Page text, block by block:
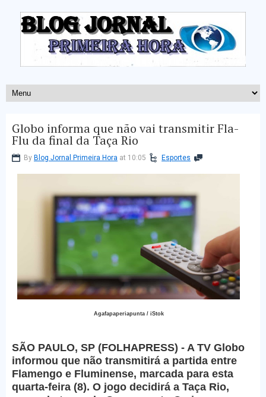
Globo informa que não vai transmitir Fla-
Flu da final da Taça Rio
By Blog Jornal Primeira Hora at 10:05 Esportes
Agafapaperiapunta / iStok
SÃO PAULO, SP (FOLHAPRESS) - A TV Globo
informou que não transmitirá a partida entre
Flamengo e Fluminense, marcada para esta
quarta-feira (8). O jogo decidirá a Taça Rio,